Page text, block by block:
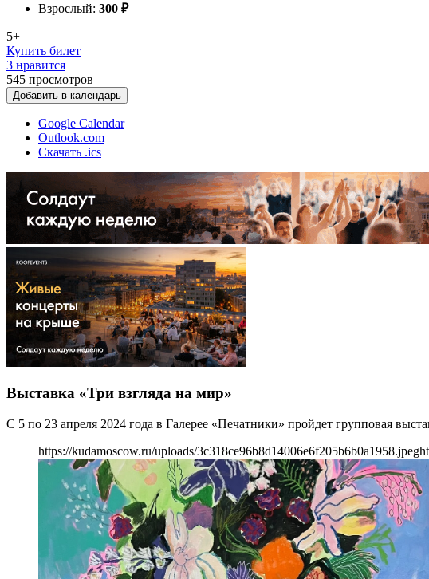
Взрослый: 300 ₽
5+
Купить билет
3 нравится
545 просмотров
Добавить в календарь
Google Calendar
Outlook.com
Скачать .ics
Выставка «Три взгляда на мир»
С 5 по 23 апреля 2024 года в Галерее «Печатники» пройдет групповая
https://kudamoscow.ru/uploads/3c318ce96b8d14006e6f205b6b0a1958.jpeg